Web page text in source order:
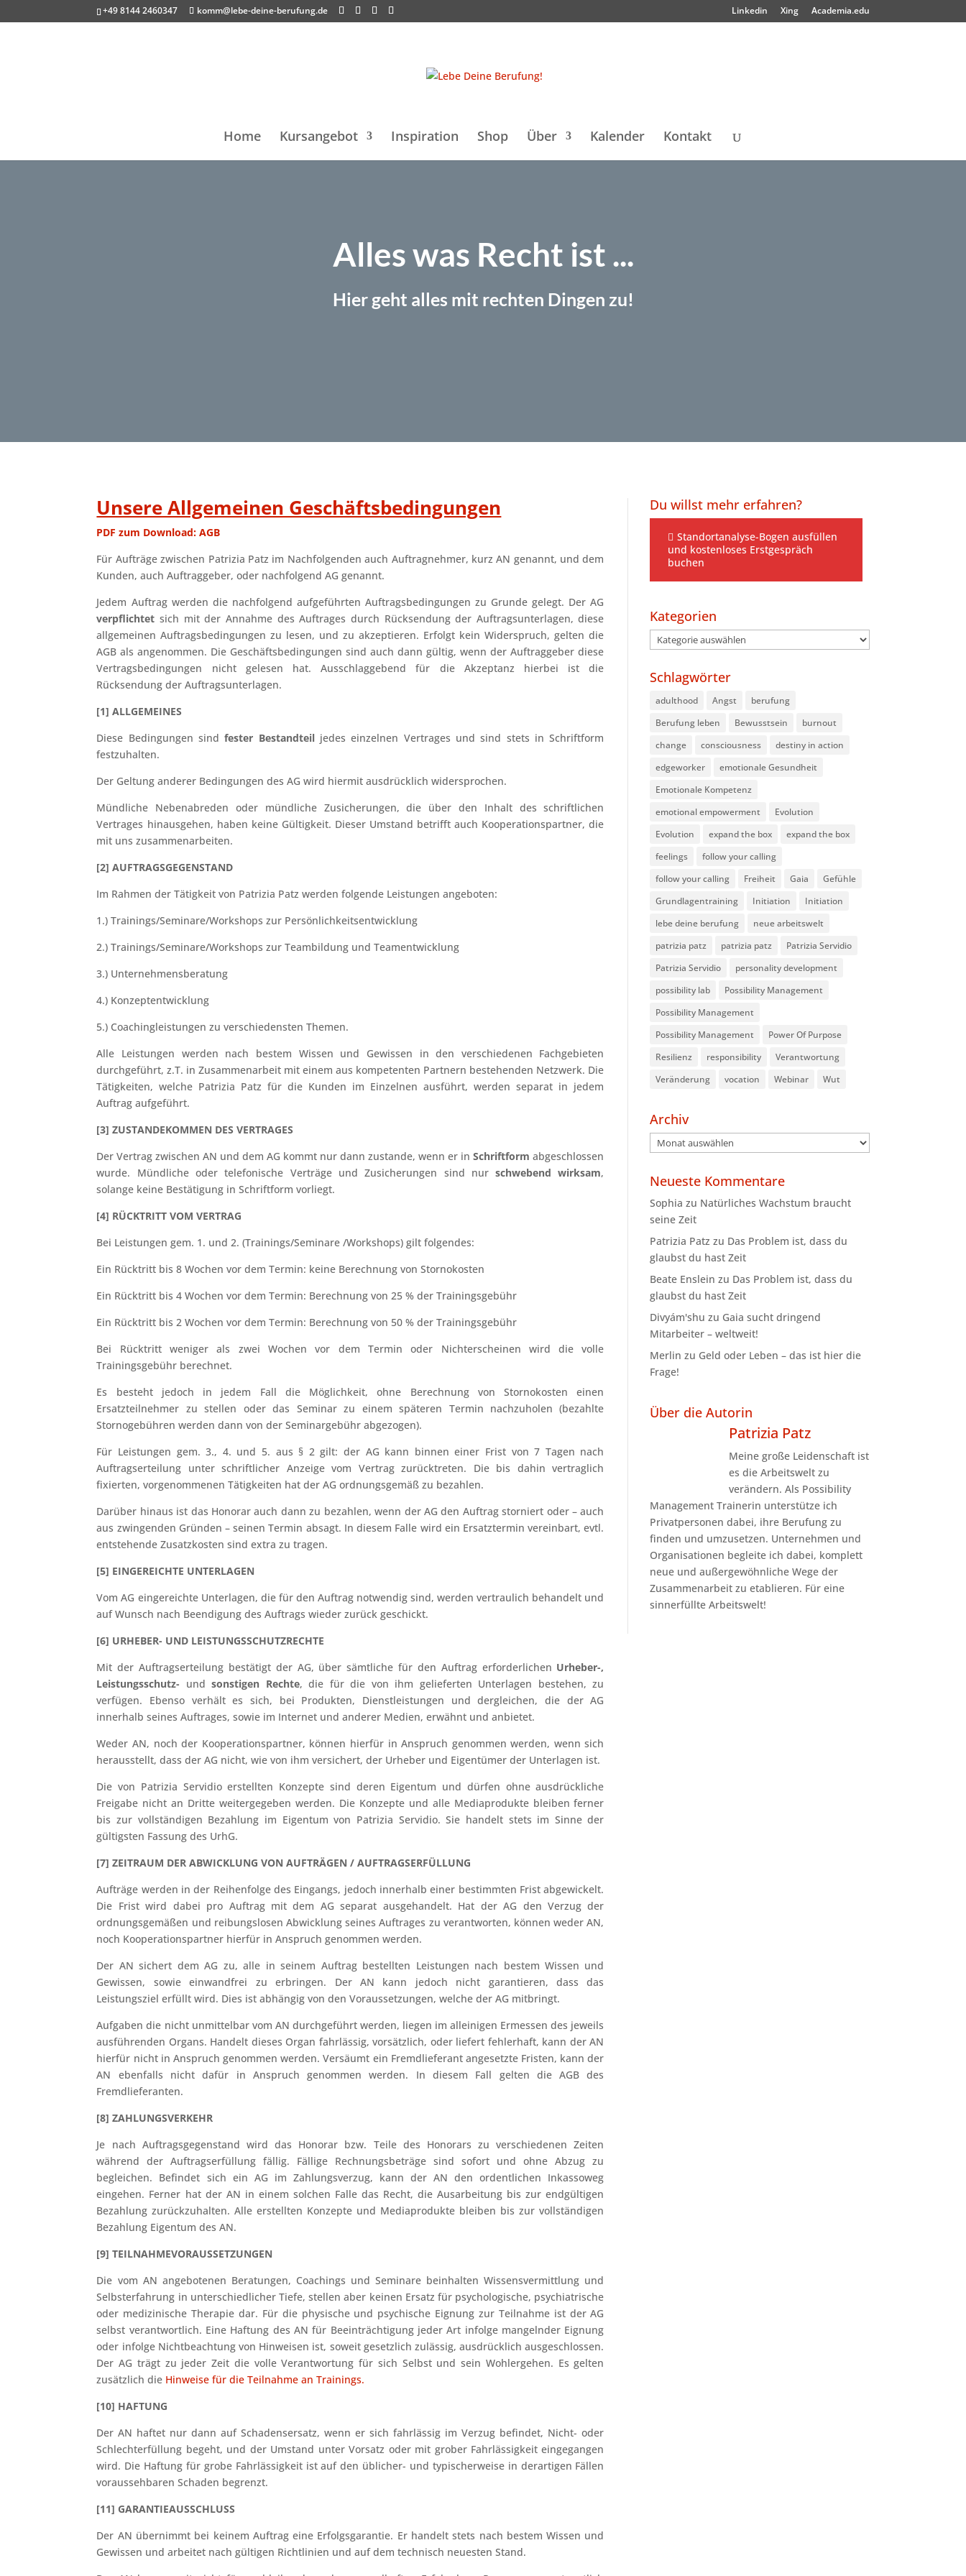
+49 8144 2460347 komm@lebe-deine-berufung.de Linkedin Xing Academia.edu
Home Kursangebot Inspiration Shop Über Kalender Kontakt
Alles was Recht ist ...
Hier geht alles mit rechten Dingen zu!
Unsere Allgemeinen Geschäftsbedingungen
PDF zum Download: AGB
Für Aufträge zwischen Patrizia Patz im Nachfolgenden auch Auftragnehmer, kurz AN genannt, und dem
Kunden, auch Auftraggeber, oder nachfolgend AG genannt.
Jedem Auftrag werden die nachfolgend aufgeführten Auftragsbedingungen zu Grunde gelegt. Der AG
verpflichtet sich mit der Annahme des Auftrages durch Rücksendung der Auftragsunterlagen, diese
allgemeinen Auftragsbedingungen zu lesen, und zu akzeptieren. Erfolgt kein Widerspruch, gelten die
AGB als angenommen. Die Geschäftsbedingungen sind auch dann gültig, wenn der Auftraggeber diese
Vertragsbedingungen nicht gelesen hat. Ausschlaggebend für die Akzeptanz hierbei ist die
Rücksendung der Auftragsunterlagen.
[1] ALLGEMEINES
Diese Bedingungen sindfester Bestandteiljedes einzelnen Vertrages und sind stets in Schriftform
festzuhalten.
Der Geltung anderer Bedingungen des AG wird hiermit ausdrücklich widersprochen.
Mündliche Nebenabreden oder mündliche Zusicherungen, die über den Inhalt des schriftlichen
Vertrages hinausgehen, haben keine Gültigkeit. Dieser Umstand betrifft auch Kooperationspartner, die
mit uns zusammenarbeiten.
[2] AUFTRAGSGEGENSTAND
Im Rahmen der Tätigkeit von Patrizia Patz werden folgende Leistungen angeboten:
1.) Trainings/Seminare/Workshops zur Persönlichkeitsentwicklung
2.) Trainings/Seminare/Workshops zur Teambildung und Teamentwicklung
3.) Unternehmensberatung
4.) Konzeptentwicklung
5.) Coachingleistungen zu verschiedensten Themen.
Alle Leistungen werden nach bestem Wissen und Gewissen in den verschiedenen Fachgebieten
durchgeführt, z.T. in Zusammenarbeit mit einem aus kompetenten Partnern bestehenden Netzwerk. Die
Tätigkeiten, welche Patrizia Patz für die Kunden im Einzelnen ausführt, werden separat in jedem
Auftrag aufgeführt.
[3] ZUSTANDEKOMMEN DES VERTRAGES
Der Vertrag zwischen AN und dem AG kommt nur dann zustande, wenn er inSchriftform abgeschlossen
wurde. Mündliche oder telefonische Verträge und Zusicherungen sind nurschwebend wirksam,
solange keine Bestätigung in Schriftform vorliegt.
[4] RÜCKTRITT VOM VERTRAG
Bei Leistungen gem. 1. und 2. (Trainings/Seminare /Workshops) gilt folgendes:
Ein Rücktritt bis 8 Wochen vor dem Termin: keine Berechnung von Stornokosten
Ein Rücktritt bis 4 Wochen vor dem Termin: Berechnung von 25 % der Trainingsgebühr
Ein Rücktritt bis 2 Wochen vor dem Termin: Berechnung von 50 % der Trainingsgebühr
Bei Rücktritt weniger als zwei Wochen vor dem Termin oder Nichterscheinen wird die volle
Trainingsgebühr berechnet.
Es besteht jedoch in jedem Fall die Möglichkeit, ohne Berechnung von Stornokosten einen
Ersatzteilnehmer zu stellen oder das Seminar zu einem späteren Termin nachzuholen (bezahlte
Stornogebühren werden dann von der Seminargebühr abgezogen).
Für Leistungen gem. 3., 4. und 5. aus § 2 gilt: der AG kann binnen einer Frist von 7 Tagen nach
Auftragserteilung unter schriftlicher Anzeige vom Vertrag zurücktreten. Die bis dahin vertraglich
fixierten, vorgenommenen Tätigkeiten hat der AG ordnungsgemäß zu bezahlen.
Darüber hinaus ist das Honorar auch dann zu bezahlen, wenn der AG den Auftrag storniert oder – auch
aus zwingenden Gründen – seinen Termin absagt. In diesem Falle wird ein Ersatztermin vereinbart, evtl.
entstehende Zusatzkosten sind extra zu tragen.
[5] EINGEREICHTE UNTERLAGEN
Vom AG eingereichte Unterlagen, die für den Auftrag notwendig sind, werden vertraulich behandelt und
auf Wunsch nach Beendigung des Auftrags wieder zurück geschickt.
[6] URHEBER- UND LEISTUNGSSCHUTZRECHTE
Mit der Auftragserteilung bestätigt der AG, über sämtliche für den Auftrag erforderlichen Urheber-,
Leistungsschutz- und sonstigen Rechte, die für die von ihm gelieferten Unterlagen bestehen, zu
verfügen. Ebenso verhält es sich, bei Produkten, Dienstleistungen und dergleichen, die der AG
innerhalb seines Auftrages, sowie im Internet und anderer Medien, erwähnt und anbietet.
Weder AN, noch der Kooperationspartner, können hierfür in Anspruch genommen werden, wenn sich
herausstellt, dass der AG nicht, wie von ihm versichert, der Urheber und Eigentümer der Unterlagen ist.
Die von Patrizia Servidio erstellten Konzepte sind deren Eigentum und dürfen ohne ausdrückliche
Freigabe nicht an Dritte weitergegeben werden. Die Konzepte und alle Mediaprodukte bleiben ferner
bis zur vollständigen Bezahlung im Eigentum von Patrizia Servidio. Sie handelt stets im Sinne der
gültigsten Fassung des UrhG.
[7] ZEITRAUM DER ABWICKLUNG VON AUFTRÄGEN / AUFTRAGSERFÜLLUNG
Aufträge werden in der Reihenfolge des Eingangs, jedoch innerhalb einer bestimmten Frist abgewickelt.
Die Frist wird dabei pro Auftrag mit dem AG separat ausgehandelt. Hat der AG den Verzug der
ordnungsgemäßen und reibungslosen Abwicklung seines Auftrages zu verantworten, können weder AN,
noch Kooperationspartner hierfür in Anspruch genommen werden.
Der AN sichert dem AG zu, alle in seinem Auftrag bestellten Leistungen nach bestem Wissen und
Gewissen, sowie einwandfrei zu erbringen. Der AN kann jedoch nicht garantieren, dass das
Leistungsziel erfüllt wird. Dies ist abhängig von den Voraussetzungen, welche der AG mitbringt.
Aufgaben die nicht unmittelbar vom AN durchgeführt werden, liegen im alleinigen Ermessen des jeweils
ausführenden Organs. Handelt dieses Organ fahrlässig, vorsätzlich, oder liefert fehlerhaft, kann der AN
hierfür nicht in Anspruch genommen werden. Versäumt ein Fremdlieferant angesetzte Fristen, kann der
AN ebenfalls nicht dafür in Anspruch genommen werden. In diesem Fall gelten die AGB des
Fremdlieferanten.
[8] ZAHLUNGSVERKEHR
Je nach Auftragsgegenstand wird das Honorar bzw. Teile des Honorars zu verschiedenen Zeiten
während der Auftragserfüllung fällig. Fällige Rechnungsbeträge sind sofort und ohne Abzug zu
begleichen. Befindet sich ein AG im Zahlungsverzug, kann der AN den ordentlichen Inkassoweg
eingehen. Ferner hat der AN in einem solchen Falle das Recht, die Ausarbeitung bis zur endgültigen
Bezahlung zurückzuhalten. Alle erstellten Konzepte und Mediaprodukte bleiben bis zur vollständigen
Bezahlung Eigentum des AN.
[9] TEILNAHMEVORAUSSETZUNGEN
Die vom AN angebotenen Beratungen, Coachings und Seminare beinhalten Wissensvermittlung und
Selbsterfahrung in unterschiedlicher Tiefe, stellen aber keinen Ersatz für psychologische, psychiatrische
oder medizinische Therapie dar. Für die physische und psychische Eignung zur Teilnahme ist der AG
selbst verantwortlich. Eine Haftung des AN für Beeinträchtigung jeder Art infolge mangelnder Eignung
oder infolge Nichtbeachtung von Hinweisen ist, soweit gesetzlich zulässig, ausdrücklich ausgeschlossen.
Der AG trägt zu jeder Zeit die volle Verantwortung für sich Selbst und sein Wohlergehen. Es gelten
zusätzlich die Hinweise für die Teilnahme an Trainings.
[10] HAFTUNG
Der AN haftet nur dann auf Schadensersatz, wenn er sich fahrlässig im Verzug befindet, Nicht- oder
Schlechterfüllung begeht, und der Umstand unter Vorsatz oder mit grober Fahrlässigkeit eingegangen
wird. Die Haftung für grobe Fahrlässigkeit ist auf den üblicher- und typischerweise in derartigen Fällen
voraussehbaren Schaden begrenzt.
[11] GARANTIEAUSSCHLUSS
Der AN übernimmt bei keinem Auftrag eine Erfolgsgarantie. Er handelt stets nach bestem Wissen und
Gewissen und arbeitet nach gültigen Richtlinien und auf dem technisch neuesten Stand.
Du willst mehr erfahren?
Standortanalyse-Bogen ausfüllen
und kostenloses Erstgespräch
buchen
Kategorien
Kategorien
Schlagwörter
adulthood Angst
berufung
Berufung leben
Bewusstsein
burnout
change
consciousness
destiny in action
edgeworker
emotionale Gesundheit
Emotionale Kompetenz
emotional empowerment
Evolution
Evolution
expand the box
expand the box
feelings
follow your calling
follow your calling
Freiheit Gaia
Gefühle
Grundlagentraining
Initiation
Initiation
lebe deine berufung
neue arbeitswelt
patrizia patz
patrizia patz
Patrizia Servidio
Patrizia Servidio
personality development
possibility lab
Possibility Management
Possibility Management
Possibility Management
Power Of Purpose
Resilienz
responsibility
Verantwortung
Veränderung
vocation Webinar Wut
Archiv
Archiv
Neueste Kommentare
Sophia zu Natürliches Wachstum braucht
seine Zeit
Patrizia Patz zu Das Problem ist, dass du
glaubst du hast Zeit
Beate Enslein zu Das Problem ist, dass du
glaubst du hast Zeit
Divyám'shu zu Gaia sucht dringend
Mitarbeiter – weltweit!
Merlin zu Geld oder Leben – das ist hier die
Frage!
Über die Autorin
Patrizia Patz
Meine große Leidenschaft ist
es die Arbeitswelt zu
verändern. Als Possibility
Management Trainerin unterstütze ich
Privatpersonen dabei, ihre Berufung zu
finden und umzusetzen. Unternehmen und
Organisationen begleite ich dabei, komplett
neue und außergewöhnliche Wege der
Zusammenarbeit zu etablieren. Für eine
sinnerfüllte Arbeitswelt!